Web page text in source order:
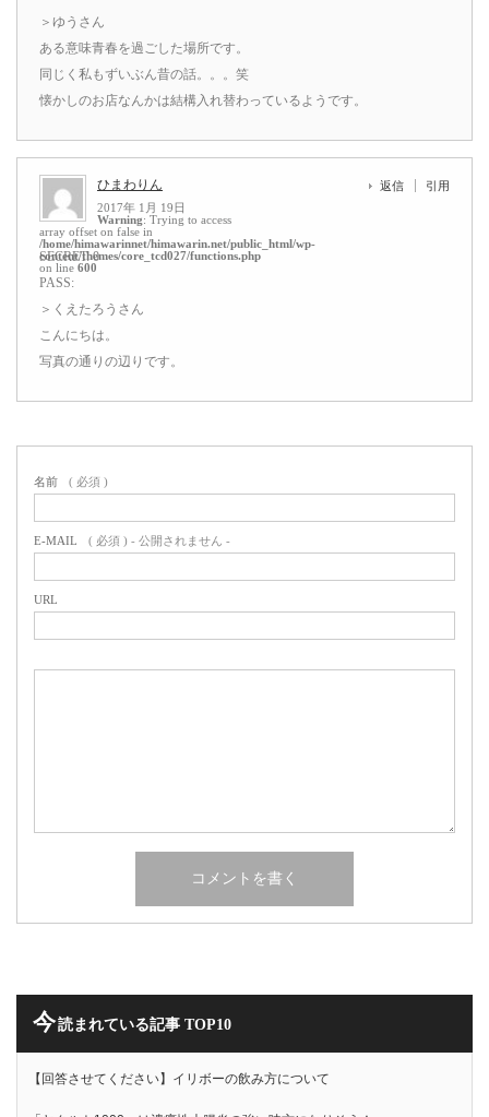
＞ゆうさん
ある意味青春を過ごした場所です。
同じく私もずいぶん昔の話。。。笑
懐かしのお店なんかは結構入れ替わっているようです。
ひまわりん
2017年 1月 19日
Warning: Trying to access
array offset on false in
/home/himawarinnet/himawarin.net/public_html/wp-
content/themes/core_tcd027/functions.php
on line 600
返信 引用
SECRET: 0
PASS:
＞くえたろうさん
こんにちは。
写真の通りの辺りです。
名前 ( 必須 )
E-MAIL ( 必須 ) - 公開されません -
URL
今読まれている記事 TOP10
【回答させてください】イリボーの飲み方について